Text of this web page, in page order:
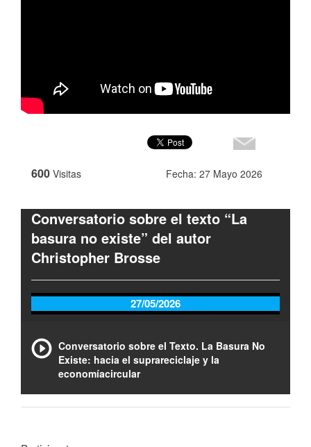
600 Visitas Fecha: 27 Mayo 2026
Conversatorio sobre el texto “La
basura no existe” del autor
Christopher Brosse
27/05/2026
Conversatorio sobre el Texto. La Basura No
Existe: hacia el suprareciclaje y la
economíacircular